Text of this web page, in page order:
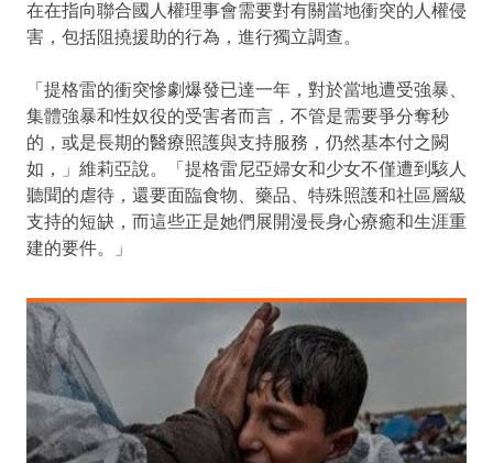
在在指向聯合國人權理事會需要對有關當地衝突的人權侵
害，包括阻撓援助的行為，進行獨立調查。
「提格雷的衝突慘劇爆發已達一年，對於當地遭受強暴、
集體強暴和性奴役的受害者而言，不管是需要爭分奪秒
的，或是長期的醫療照護與支持服務，仍然基本付之闕
如，」維莉亞說。「提格雷尼亞婦女和少女不僅遭到駭人
聽聞的虐待，還要面臨食物、藥品、特殊照護和社區層級
支持的短缺，而這些正是她們展開漫長身心療癒和生涯重
建的要件。」